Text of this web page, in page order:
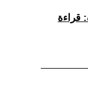
قراءة